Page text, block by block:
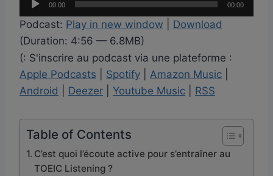
e
c
t
e
u
r
00:00 00:00
Podcast: Play in new window
Download
(Duration: 4:56 — 6.8MB)
(: S'inscrire au podcast via une plateforme :
Apple Podcasts
Spotify Amazon Music
Android
Deezer Youtube Music RSS
Table of Contents
C’est quoi l’écoute active pour s’entraîner au
TOEIC Listening ?